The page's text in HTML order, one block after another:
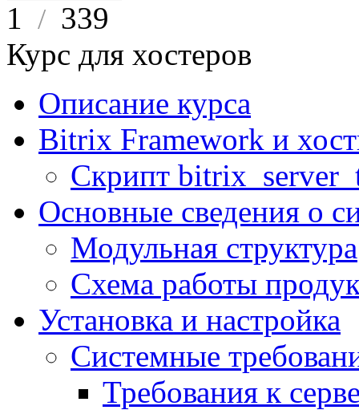
1 / 339
Курс для хостеров
Описание курса
Bitrix Framework и
Скрипт
Основные сведения о
Модульная структура
Схема работы
Установка и настройка
Системные
Требования к